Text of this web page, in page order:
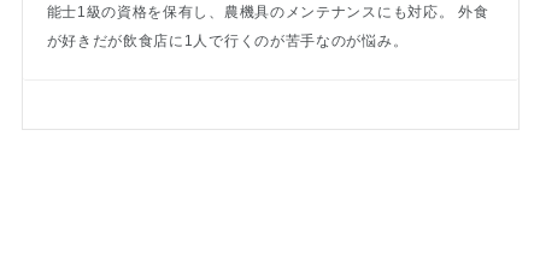
能士1級の資格を保有し、農機具のメンテナンスにも対応。 外食
が好きだが飲食店に1人で行くのが苦手なのが悩み。